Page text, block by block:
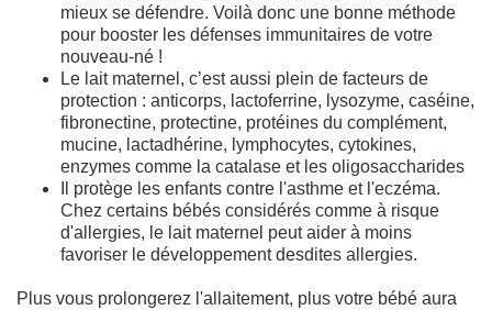
mieux se défendre. Voilà donc une bonne méthode
pour booster les défenses immunitaires de votre
nouveau-né !
Le lait maternel, c’est aussi plein de facteurs de
protection : anticorps, lactoferrine, lysozyme, caséine,
fibronectine, protectine, protéines du complément,
mucine, lactadhérine, lymphocytes, cytokines,
enzymes comme la catalase et les oligosaccharides
Il protège les enfants contre l'asthme et l'eczéma.
Chez certains bébés considérés comme à risque
d'allergies, le lait maternel peut aider à moins
favoriser le développement desdites allergies.
Plus vous prolongerez l'allaitement, plus votre bébé aura